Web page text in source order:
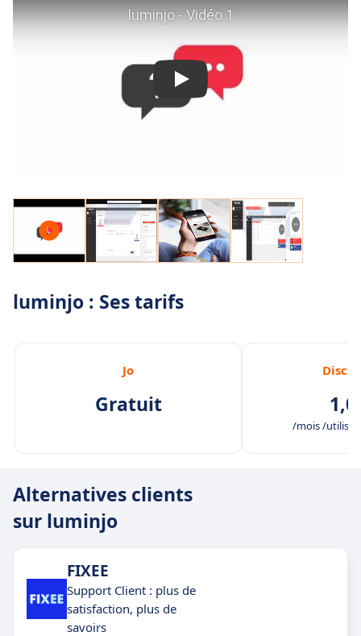
luminjo : Ses tarifs
Jo
Gratuit
/mois /
Alternatives clients
sur luminjo
FIXEE
Support Client : plus de
satisfaction, plus de
savoirs